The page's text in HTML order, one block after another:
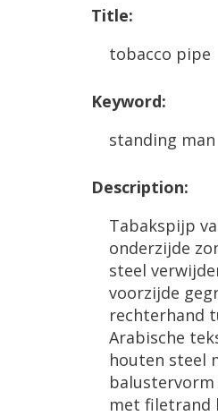
Title:
tobacco pipe
Keyword:
standing man
Description:
Tabakspijp
onderzijde
steel
voorzijde
rechterhand
Arabische
houten steel
balustervorm
met filetrand